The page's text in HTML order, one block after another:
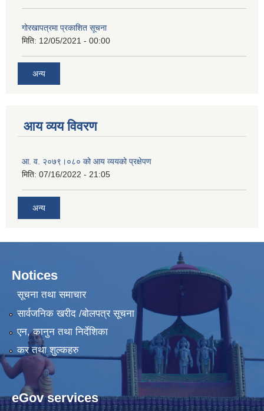
गोरखापत्रमा प्रकाशित सूचना
मिति: 12/05/2021 - 00:00
अन्य
आय व्यय विवरण
आ. व. २०७९।०८० को आय व्ययको प्रक्षेपण
मिति: 07/16/2022 - 21:05
अन्य
Notices
सूचना तथा समाचार
सार्वजनिक खरीद /बोलपत्र सूचना
एन, कानुन तथा निर्देशिका
कर तथा शुल्कहरु
eGov services